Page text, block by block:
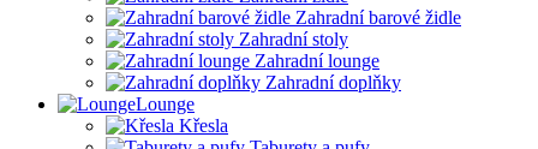
Zahradní barové židle
Zahradní stoly
Zahradní lounge
Zahradní doplňky
Lounge
Křesla